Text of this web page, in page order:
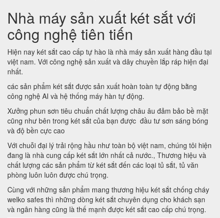
Nhà máy sản xuất két sắt với
công nghệ tiên tiến
Hiện nay két sắt cao cấp tự hào là nhà máy sản xuất hàng đầu tại
việt nam. Với công nghệ sản xuất và dây chuyền lắp ráp hiện đại
nhất.
các sản phẩm két sắt được sản xuất hoàn toàn tự động bằng
công nghệ AI và hệ thống máy hàn tự động.
Xưởng phun sơn tiêu chuẩn chất lượng châu âu đảm bảo bề mặt
cũng như bên trong két sắt của bạn được đầu tư sơn sáng bóng
và độ bền cực cao
Với chuỗi đại lý trải rộng hầu như toàn bộ việt nam, chúng tôi hiện
đang là nhà cung cấp két sắt lớn nhất cả nước., Thương hiệu và
chất lượng các sản phẩm từ két sắt đến các loại tủ sắt, tủ văn
phòng luôn luôn được chú trọng.
Cùng với những sản phẩm mang thương hiệu két sắt chống cháy
welko safes thì những dòng két sắt chuyên dụng cho khách sạn
và ngân hàng cũng là thế mạnh được két sắt cao cấp chú trọng.